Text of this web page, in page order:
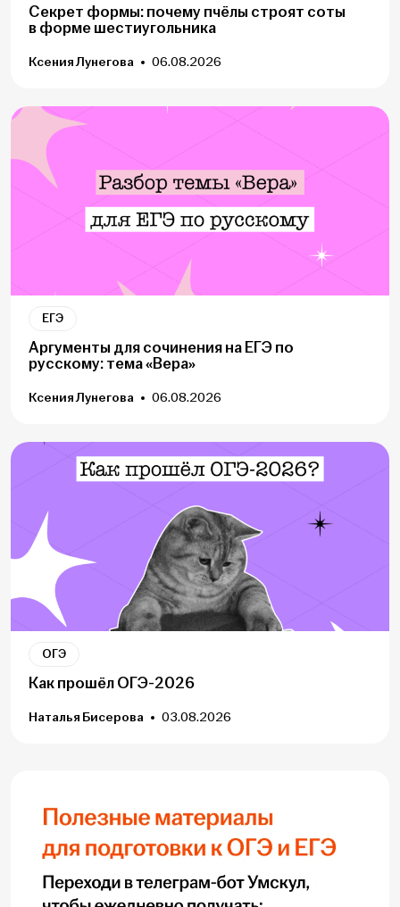
Секрет формы: почему пчёлы строят соты
в форме шестиугольника
Ксения Лунегова 06.08.2026
ЕГЭ
Аргументы для сочинения на ЕГЭ по
русскому: тема «Вера»
Ксения Лунегова 06.08.2026
ОГЭ
Как прошёл ОГЭ-2026
Наталья Бисерова 03.08.2026